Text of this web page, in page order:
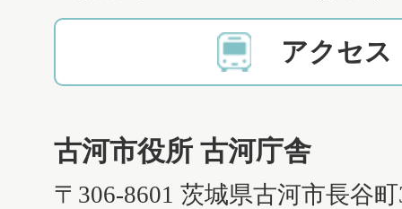
アクセス
古河市役所 古河庁舎
〒306-8601 茨城県古河市長谷